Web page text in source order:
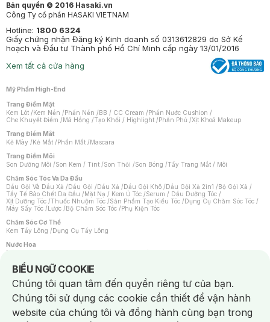
Bản quyền © 2016 Hasaki.vn
Công Ty cổ phần HASAKI VIETNAM
Hotline: 1800 6324
Giấy chứng nhận Đăng ký Kinh doanh số 0313612829 do Sở Kế
hoạch và Đầu tư Thành phố Hồ Chí Minh cấp ngày 13/01/2016
Xem tất cả cửa hàng
Mỹ Phẩm High-End
Trang Điểm Mặt
Kem Lót /Kem Nền /Phấn Nền /BB / CC Cream /Phấn Nước Cushion /
Che Khuyết Điểm /Má Hồng /Tạo Khối / Highlight /Phấn Phủ /Xịt Khoá Makeup
Trang Điểm Mắt
Kẻ Mày /Kẻ Mắt /Phấn Mắt /Mascara
Trang Điểm Môi
Son Dưỡng Môi /Son Kem / Tint /Son Thỏi /Son Bóng /Tẩy Trang Mắt / Môi
Chăm Sóc Tóc Và Da Đầu
Dầu Gội Và Dầu Xả /Dầu Gội /Dầu Xả /Dầu Gội Khô /Dầu Gội Xả 2in1 /Bộ Gội Xả /
Tẩy Tế Bào Chết Da Đầu /Mặt Nạ / Kem Ủ Tóc /Serum / Dầu Dưỡng Tóc /
Xịt Dưỡng Tóc /Thuốc Nhuộm Tóc /Sản Phẩm Tạo Kiểu Tóc /Dụng Cụ Chăm Sóc Tóc /
Máy Sấy Tóc /Lược /Bộ Chăm Sóc Tóc /Phụ Kiện Tóc
Chăm Sóc Cơ Thể
Kem Tẩy Lông /Dụng Cụ Tẩy Lông
Nước Hoa
Nước Hoa Nữ
Chăm Sóc Cá Nhân
Chống Muỗi /Khẩu Trang /Máy Massage/Mặt Nạ Xông Hơi /Nước Rửa Tay/
Sản Phẩm Chăm Sóc Khác /Bàn Chải Đánh Răng /Bàn Chải Điện/
Hỗ Trợ Trắng Răng/Kem Đánh Răng /Máy Tăm Nước/ Nước Súc Miệng/
Tăm / Chỉ Nha Khoa/ Xịt Thơm Miệng / Dung Dịch Vệ Sinh/Dưỡng Vùng Kín/
Khăn Ướt Vệ Sinh Vùng Kín/Băng Vệ Sinh/Tampon/Bọt Cạo Râu /Dao Cạo Râu/
Máy Cạo Râu
BIỂU NGỮ COOKIE
Notice about cookies usage
Chúng tôi quan tâm đến quyền riêng tư của bạn.
Chúng tôi sử dụng các cookie cần thiết để vận hành
website của chúng tôi và đồng hành cùng bạn trong